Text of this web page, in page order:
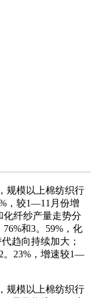
模以上棉纺织行
，较1—11月份增
化纤纱产量走势分
和3。59%，化
趋向持续加大；
。23%，增速较1—
模以上棉纺织行